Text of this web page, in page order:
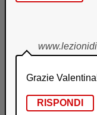
Grazie
RISPONDI